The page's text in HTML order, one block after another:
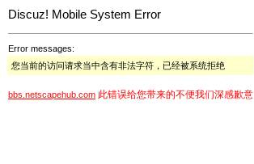
Discuz! Mobile System Error
Error messages:
您当前的访问请求当中含有非法字符，已经被系统拒绝
bbs.netscapehub.com 此错误给您带来的不便我们深感歉意